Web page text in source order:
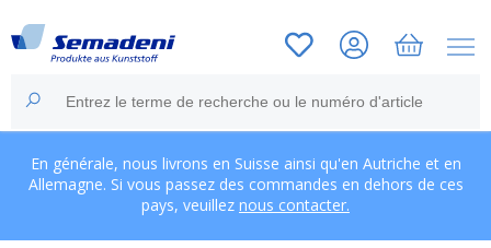
En générale, nous livrons en Suisse ainsi qu'en Autriche et en
Allemagne. Si vous passez des commandes en dehors de ces
pays, veuillez nous contacter.